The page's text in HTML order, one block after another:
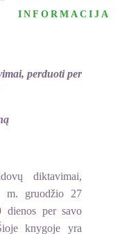
INFORMACIJA
perduoti per
diktavimai,
m. gruodžio 27
per savo
knygoje yra